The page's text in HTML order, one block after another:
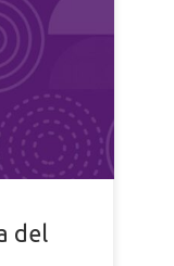
Cosa
la tua
di
del